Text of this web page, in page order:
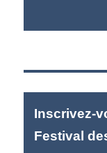
Inscrivez-
Festival